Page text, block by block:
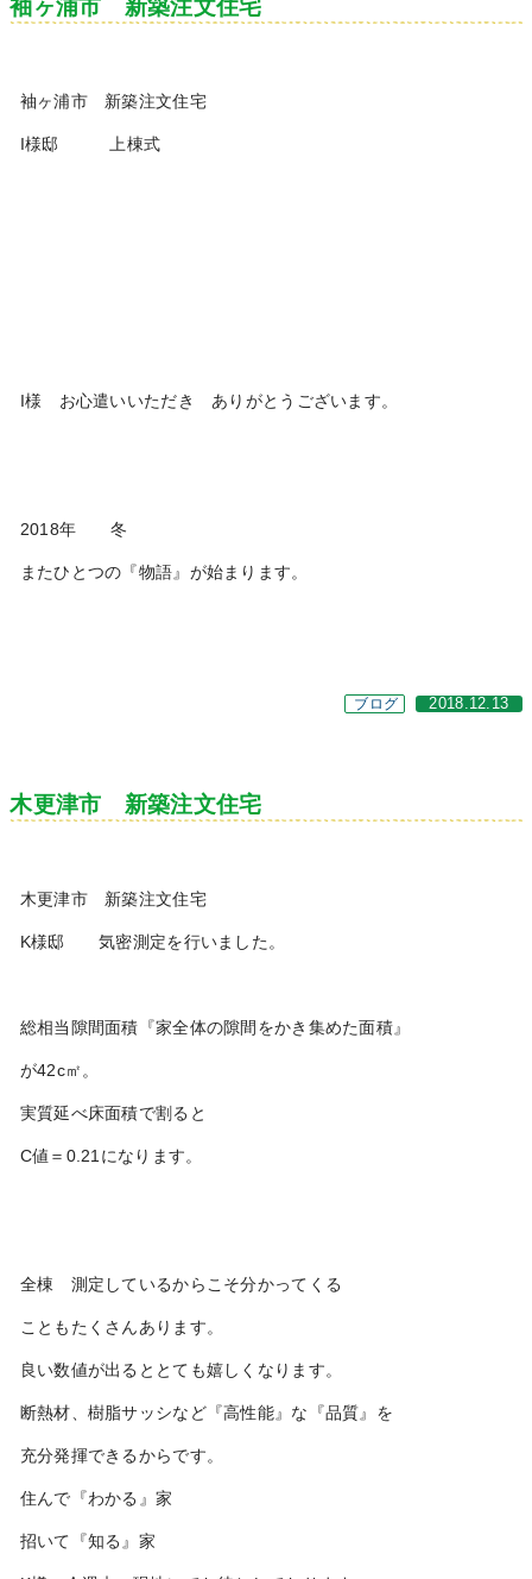
袖ヶ浦市 新築注文住宅
袖ヶ浦市 新築注文住宅
I様邸 上棟式
I様 お心遣いいただき ありがとうございます。
2018年 冬
またひとつの『物語』が始まります。
ブログ 2018.12.13
木更津市 新築注文住宅
木更津市 新築注文住宅
K様邸 気密測定を行いました。
総相当隙間面積『家全体の隙間をかき集めた面積』
が42c㎡。
実質延べ床面積で割ると
C値＝0.21になります。
全棟 測定しているからこそ分かってくる
こともたくさんあります。
良い数値が出るととても嬉しくなります。
断熱材、樹脂サッシなど『高性能』な『品質』を
充分発揮できるからです。
住んで『わかる』家
招いて『知る』家